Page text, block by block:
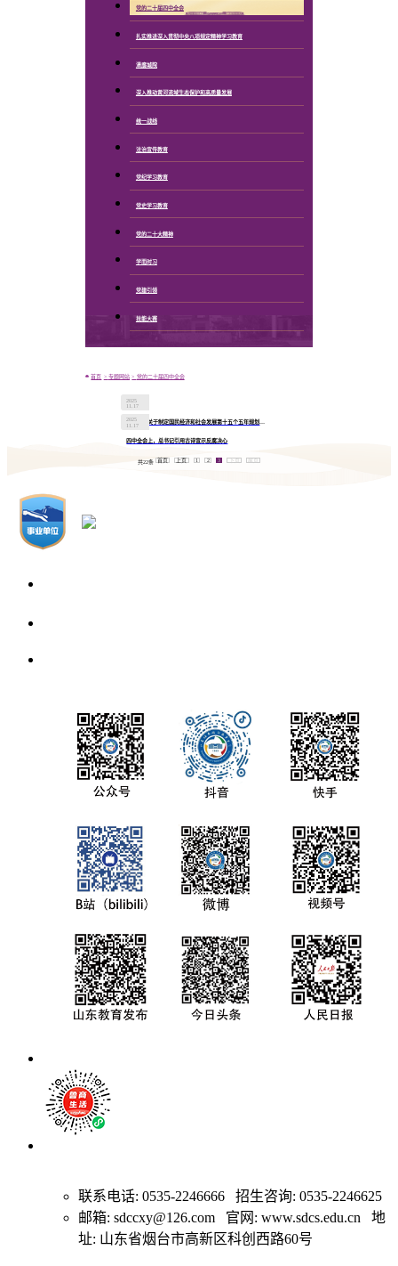
党的二十届四中全会
扎实推进深入贯彻中央八项规定精神学习教育
清廉城院
深入推动黄河流域生态保护和高质量发展
统一战线
法治宣传教育
党纪学习教育
党史学习教育
党的二十大精神
学而时习
党建引领
技能大赛
首页 专题网站 党的二十届四中全会
2025
11.17
2025
11.17
四中全会上，总书记引用古诗宣示反腐决心
共22条 首页 上页 1 2 3 下页 尾页
联系电话: 0535-2246666 招生咨询: 0535-2246625
邮箱: sdccxy@126.com 官网: www.sdcs.edu.cn 地
址: 山东省烟台市高新区科创西路60号